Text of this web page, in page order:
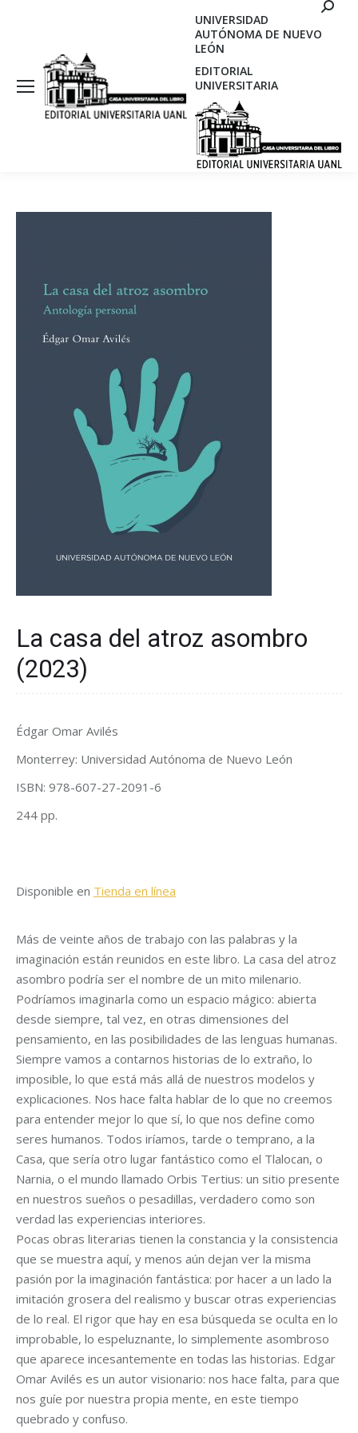
UNIVERSIDAD
AUTÓNOMA DE NUEVO
LEÓN
EDITORIAL
UNIVERSITARIA
La casa del atroz asombro
(2023)
Édgar Omar Avilés
Monterrey: Universidad Autónoma de Nuevo León
ISBN: 978-607-27-2091-6
244 pp.
Disponible en Tienda en línea
Más de veinte años de trabajo con las palabras y la
imaginación están reunidos en este libro. La casa del atroz
asombro podría ser el nombre de un mito milenario.
Podríamos imaginarla como un espacio mágico: abierta
desde siempre, tal vez, en otras dimensiones del
pensamiento, en las posibilidades de las lenguas humanas.
Siempre vamos a contarnos historias de lo extraño, lo
imposible, lo que está más allá de nuestros modelos y
explicaciones. Nos hace falta hablar de lo que no creemos
para entender mejor lo que sí, lo que nos define como
seres humanos. Todos iríamos, tarde o temprano, a la
Casa, que sería otro lugar fantástico como el Tlalocan, o
Narnia, o el mundo llamado Orbis Tertius: un sitio presente
en nuestros sueños o pesadillas, verdadero como son
verdad las experiencias interiores.
Pocas obras literarias tienen la constancia y la consistencia
que se muestra aquí, y menos aún dejan ver la misma
pasión por la imaginación fantástica: por hacer a un lado la
imitación grosera del realismo y buscar otras experiencias
de lo real. El rigor que hay en esa búsqueda se oculta en lo
improbable, lo espeluznante, lo simplemente asombroso
que aparece incesantemente en todas las historias. Edgar
Omar Avilés es un autor visionario: nos hace falta, para que
nos guíe por nuestra propia mente, en este tiempo
quebrado y confuso.